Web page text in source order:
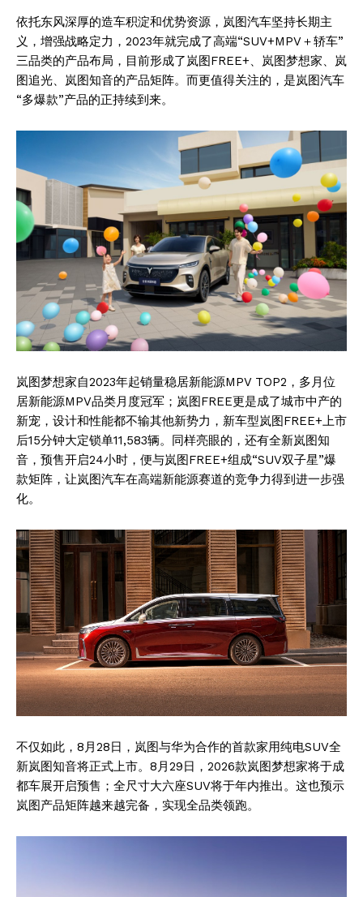
依托东风深厚的造车积淀和优势资源，岚图汽车坚持长期主
义，增强战略定力，2023年就完成了高端“SUV+MPV＋轿车”
三品类的产品布局，目前形成了岚图FREE+、岚图梦想家、岚
图追光、岚图知音的产品矩阵。而更值得关注的，是岚图汽车
“多爆款”产品的正持续到来。
岚图梦想家自2023年起销量稳居新能源MPV TOP2，多月位
居新能源MPV品类月度冠军；岚图FREE更是成了城市中产的
新宠，设计和性能都不输其他新势力，新车型岚图FREE+上市
后15分钟大定锁单11,583辆。同样亮眼的，还有全新岚图知
音，预售开启24小时，便与岚图FREE+组成“SUV双子星”爆
款矩阵，让岚图汽车在高端新能源赛道的竞争力得到进一步强
化。
不仅如此，8月28日，岚图与华为合作的首款家用纯电SUV全
新岚图知音将正式上市。8月29日，2026款岚图梦想家将于成
都车展开启预售；全尺寸大六座SUV将于年内推出。这也预示
岚图产品矩阵越来越完备，实现全品类领跑。